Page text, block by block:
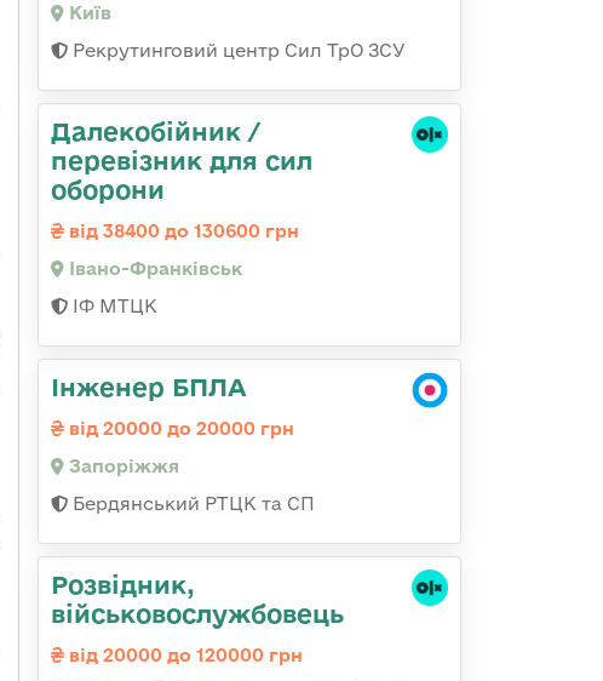
Київ
Рекрутинговий центр Сил ТрО ЗСУ
Далекобійник /
перевізник для сил
оборони
від 38400 до 130600 грн
Івано-Франківськ
ІФ МТЦК
Інженер БПЛА
від 20000 до 20000 грн
Запоріжжя
Бердянський РТЦК та СП
Розвідник,
військовослужбовець
від 20000 до 120000 грн